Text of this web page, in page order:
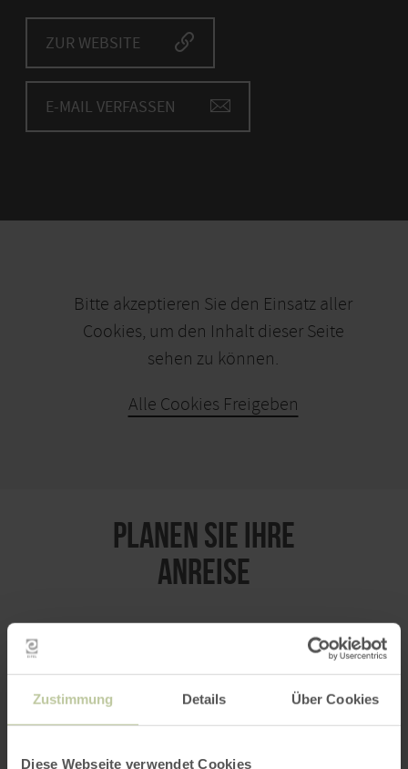
Zustimmung Details Über Cookies
Diese Webseite verwendet Cookies
ZUR WEBSITE
E-MAIL VERFASSEN
Bitte akzeptieren Sie den Einsatz aller
Cookies, um den Inhalt dieser Seite
sehen zu können.
Alle Cookies Freigeben
PLANEN SIE IHRE
ANREISE
per Google Maps
Anfahrt von: